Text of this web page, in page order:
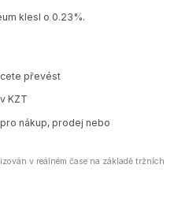
klesl o 0.23%.
převést
KZT
nákup, prodej nebo
v reálném čase na základě tržních